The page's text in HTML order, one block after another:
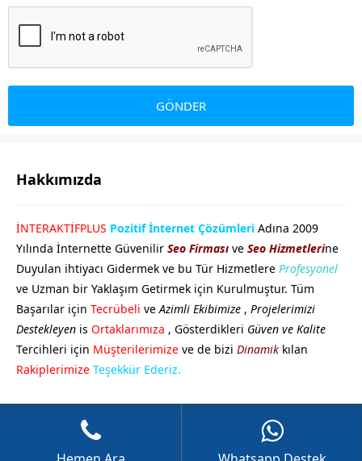
Hakkımızda
İNTERAKTİFPLUS Pozitif İnternet Çözümleri Adına 2009
Yılında İnternette Güvenilir Seo Firması ve Seo Hizmetlerine
Duyulan ihtiyacı Gidermek ve bu Tür Hizmetlere Profesyonel
ve Uzman bir Yaklaşım Getirmek için Kurulmuştur. Tüm
Başarılar için Tecrübeli veAzimli Ekibimize , Projelerimizi
Destekleyen is Ortaklarımıza , Gösterdikleri Güven ve Kalite
Tercihleri için Müşterilerimize ve de bizi Dinamik kılan
Rakiplerimize Teşekkür Ederiz.
GÖKHAN GÖKMEN